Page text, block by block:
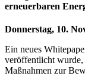
erneuerbaren
Donnerstag, 10.
Ein neues
veröffentlicht
Maßnahmen zur